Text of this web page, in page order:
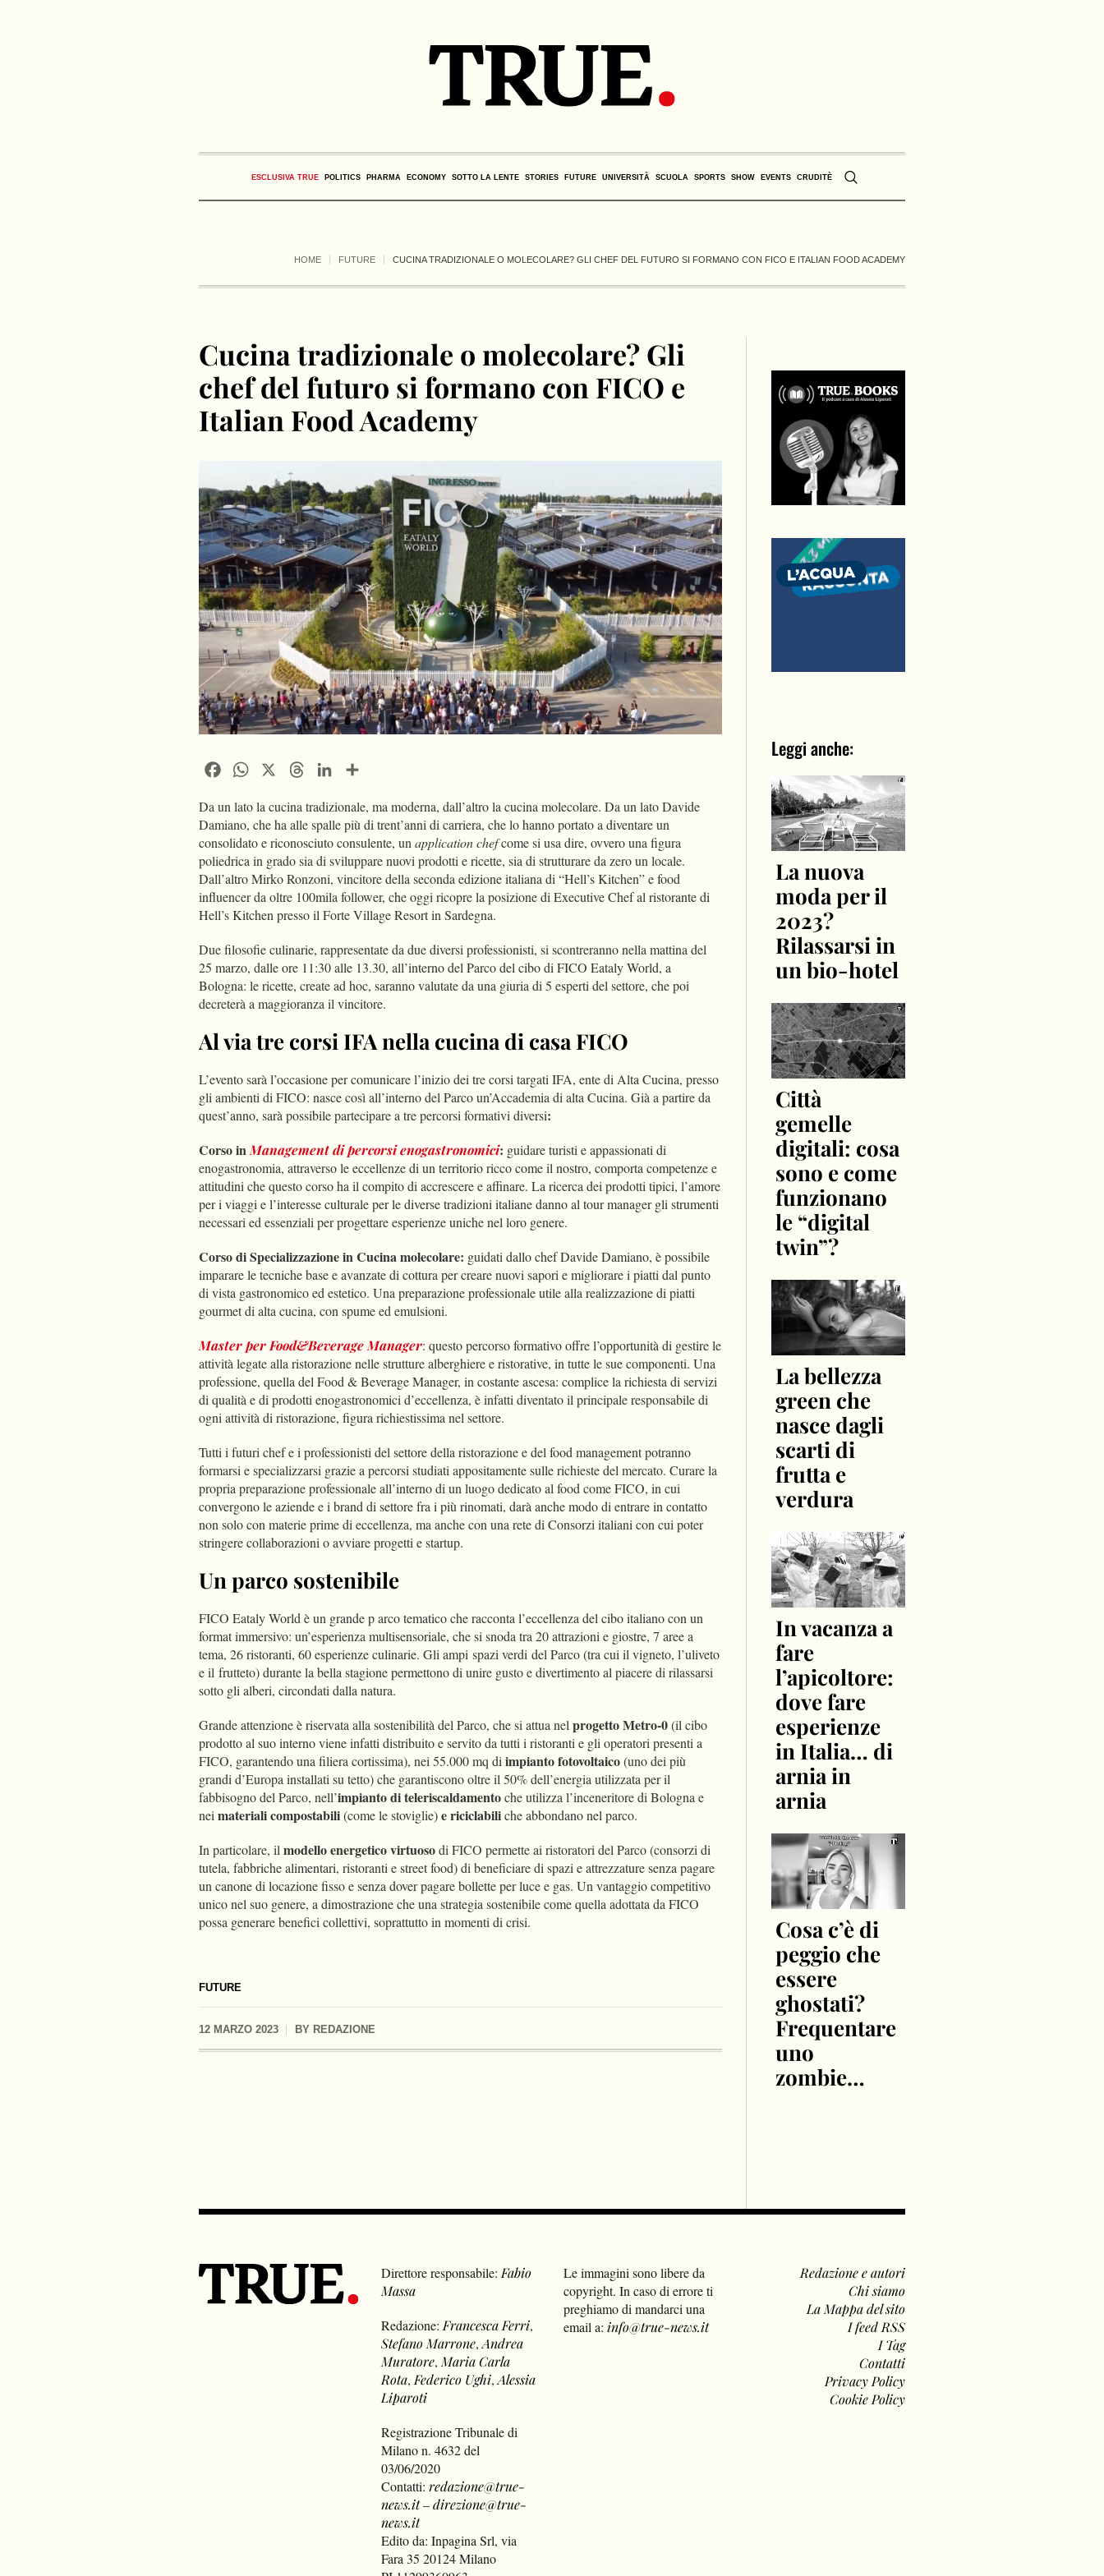
ESCLUSIVA TRUE POLITICS PHARMA ECONOMY SOTTO LA LENTE STORIES FUTURE UNIVERSITÀ SCUOLA SPORTS SHOW EVENTS CRUDITÈ
HOME FUTURE CUCINA TRADIZIONALE O MOLECOLARE? GLI CHEF DEL FUTURO SI FORMANO CON FICO E ITALIAN FOOD ACADEMY
FUTURE
Cucina tradizionale o molecolare? Gli
chef del futuro si formano con FICO e
Italian Food Academy
12 MARZO 2023 BY REDAZIONE
FacebookWhatsApp ThreadsLinkedIn
Da un lato la cucina tradizionale, ma moderna, dall’altro la cucina molecolare. Da un lato Davide
Damiano, che ha alle spalle più di trent’anni di carriera, che lo hanno portato a diventare un
consolidato e riconosciuto consulente, un application chefcome si usa dire, ovvero una figura
poliedrica in grado sia di sviluppare nuovi prodotti e ricette, sia di strutturare da zero un locale.
Dall’altro Mirko Ronzoni, vincitore della seconda edizione italiana di “Hell’s Kitchen” e food
influencer da oltre 100mila follower, che oggi ricopre la posizione di Executive Chef al ristorante di
Hell’s Kitchen presso il Forte Village Resort in Sardegna.
Due filosofie culinarie, rappresentate da due diversi professionisti, si scontreranno nella mattina del
25 marzo, dalle ore 11:30 alle 13.30, all’interno del Parco del cibo di FICO Eataly World, a
Bologna: le ricette, create ad hoc, saranno valutate da una giuria di 5 esperti del settore, che poi
decreterà a maggioranza il vincitore.
Al via tre corsi IFA nella cucina di casa FICO
L’evento sarà l’occasione per comunicare l’inizio dei tre corsi targati IFA, ente di Alta Cucina, presso
gli ambienti di FICO: nasce così all’interno del Parco un’Accademia di alta Cucina. Già a partire da
quest’anno, sarà possibile partecipare a tre percorsi formativi diversi:
Corso in Management di percorsi enogastronomici: guidare turisti e appassionati di
enogastronomia, attraverso le eccellenze di un territorio ricco come il nostro, comporta competenze e
attitudini che questo corso ha il compito di accrescere e affinare. La ricerca dei prodotti tipici, l’amore
per i viaggi e l’interesse culturale per le diverse tradizioni italiane danno al tour manager gli strumenti
necessari ed essenziali per progettare esperienze uniche nel loro genere.
Corso di Specializzazione in Cucina molecolare: guidati dallo chef Davide Damiano, è possibile
imparare le tecniche base e avanzate di cottura per creare nuovi sapori e migliorare i piatti dal punto
di vista gastronomico ed estetico. Una preparazione professionale utile alla realizzazione di piatti
gourmet di alta cucina, con spume ed emulsioni.
Master per Food&Beverage Manager: questo percorso formativo offre l’opportunità di gestire le
attività legate alla ristorazione nelle strutture alberghiere e ristorative, in tutte le sue componenti. Una
professione, quella del Food & Beverage Manager, in costante ascesa: complice la richiesta di servizi
di qualità e di prodotti enogastronomici d’eccellenza, è infatti diventato il principale responsabile di
ogni attività di ristorazione, figura richiestissima nel settore.
Tutti i futuri chef e i professionisti del settore della ristorazione e del food management potranno
formarsi e specializzarsi grazie a percorsi studiati appositamente sulle richieste del mercato. Curare la
propria preparazione professionale all’interno di un luogo dedicato al food come FICO, in cui
convergono le aziende e i brand di settore fra i più rinomati, darà anche modo di entrare in contatto
non solo con materie prime di eccellenza, ma anche con una rete di Consorzi italiani con cui poter
stringere collaborazioni o avviare progetti e startup.
Un parco sostenibile
FICO Eataly World è un grande p arco tematico che racconta l’eccellenza del cibo italiano con un
format immersivo: un’esperienza multisensoriale, che si snoda tra 20 attrazioni e giostre, 7 aree a
tema, 26 ristoranti, 60 esperienze culinarie. Gli ampi spazi verdi del Parco (tra cui il vigneto, l’uliveto
e il frutteto) durante la bella stagione permettono di unire gusto e divertimento al piacere di rilassarsi
sotto gli alberi, circondati dalla natura.
Grande attenzione è riservata alla sostenibilità del Parco, che si attua nel progetto Metro-0(il cibo
prodotto al suo interno viene infatti distribuito e servito da tutti i ristoranti e gli operatori presenti a
FICO, garantendo una filiera cortissima), nei 55.000 mq di impianto fotovoltaico(uno dei più
grandi d’Europa installati su tetto) che garantiscono oltre il 50% dell’energia utilizzata per il
fabbisogno del Parco, nell’impianto di teleriscaldamentoche utilizza l’inceneritore di Bologna e
nei materiali compostabili(come le stoviglie)e riciclabiliche abbondano nel parco.
In particolare, il modello energetico virtuosodi FICO permette ai ristoratori del Parco (consorzi di
tutela, fabbriche alimentari, ristoranti e street food) di beneficiare di spazi e attrezzature senza pagare
un canone di locazione fisso e senza dover pagare bollette per luce e gas. Un vantaggio competitivo
unico nel suo genere, a dimostrazione che una strategia sostenibile come quella adottata da FICO
possa generare benefici collettivi, soprattutto in momenti di crisi.
Leggi anche:
La nuova
moda per il
2023?
Rilassarsi in
un bio-hotel
Città
gemelle
digitali: cosa
sono e come
funzionano
le “digital
twin”?
La bellezza
green che
nasce dagli
scarti di
frutta e
verdura
In vacanza a
fare
l’apicoltore:
dove fare
esperienze
in Italia… di
arnia in
arnia
Cosa c’è di
peggio che
essere
ghostati?
Frequentare
uno
zombie…
Direttore responsabile: Fabio
Massa
Redazione: Francesca Ferri,
Stefano Marrone,Andrea
Muratore, Maria Carla
Rota, Federico Ughi,Alessia
Liparoti
Registrazione Tribunale di
Milano n. 4632 del
03/06/2020
Contatti:redazione@true-
news.it–direzione@true-
news.it
Edito da: Inpagina Srl, via
Fara 35 20124 Milano
Le immagini sono libere da
copyright. In caso di errore ti
preghiamo di mandarci una
email a: info@true-news.it
Redazione e autori
Chi siamo
La Mappa del sito
I feed RSS
I Tag
Contatti
Privacy Policy
Cookie Policy